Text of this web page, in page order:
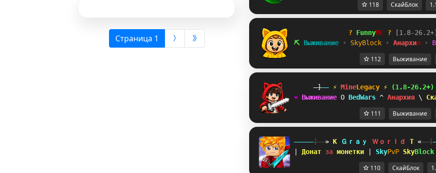
Страница 1 (выбрана)
118 СкайБлок
? FunnyMC ? [1 . 8-26. 2+]
⛏ Выживание • SkyBl ock • Анархия • B
112 Выживание
-]-- ⚡ MineLegacy ⚡ (1.8-26.2+)
❤ Выживание K BedWars Q Анархия W Ск
111 Выживание
-----]--» H Ｇｒａｙ Ｗｏｒｌｄ M «--[
Донат за монетки SkyPvP SkyBlock
110 СкайБлок